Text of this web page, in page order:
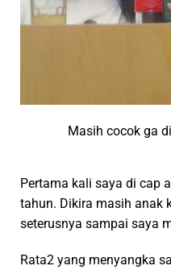
Masih cocok ga
Pertama kali saya di cap
tahun. Dikira masih anak
seterusnya sampai saya
Rata2 yang menyangka